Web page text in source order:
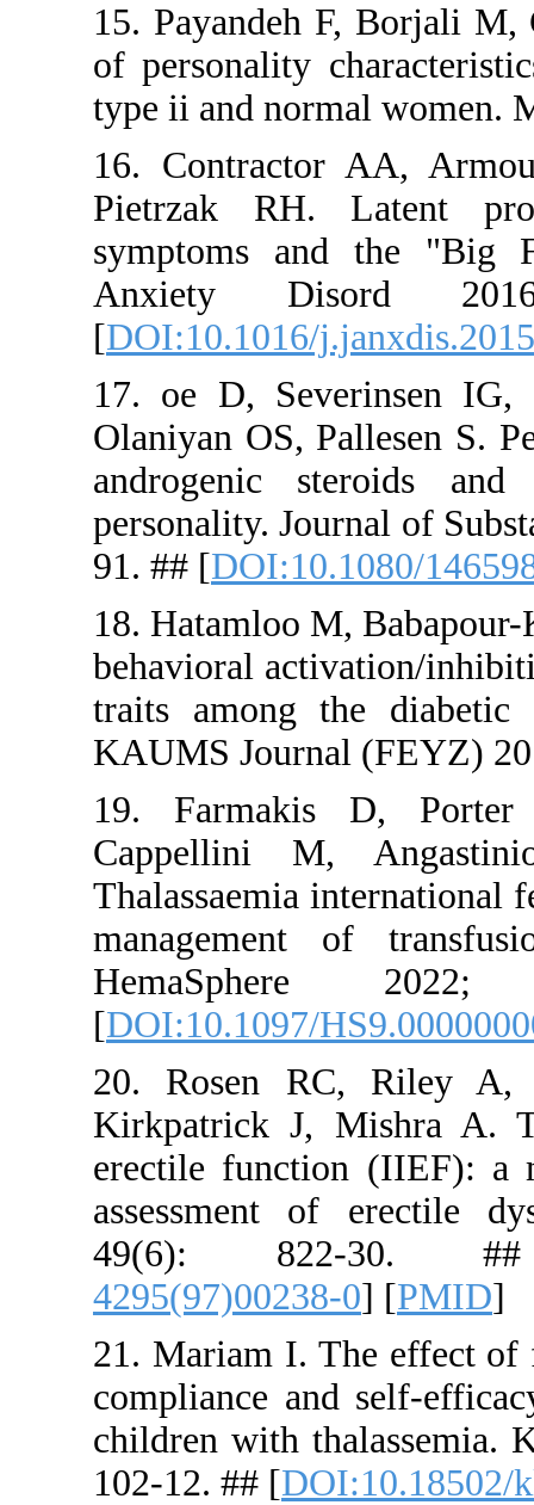
15.
of
type ii and
16.
Pietrzak
[
17. oe D,
Olaniyan
91. ## [
18.
behavioral
traits
KAUMS
19.
[
20.
erectile
49(6):
21.
children
102-12. ##